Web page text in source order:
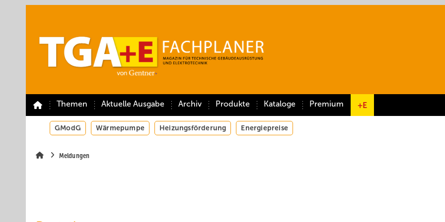
Themen Aktuelle Ausgabe Archiv Produkte Kataloge Premium +E
GModG Wärmepumpe Heizungsförderung Energiepreise
Meldungen